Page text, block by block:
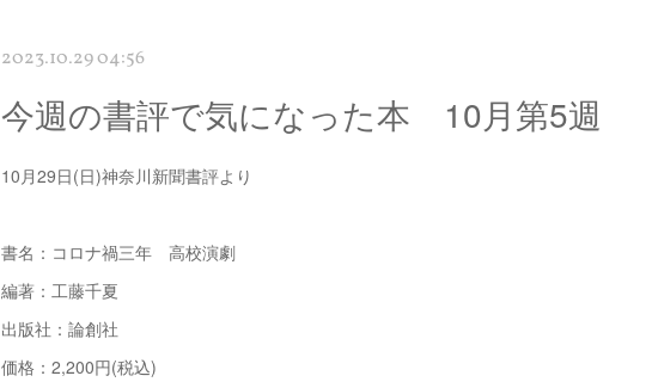
2023.10.29 04:56
今週の書評で気になった本 10月第5週
10月29日(日)神奈川新聞書評より
書名：コロナ禍三年 高校演劇
編著：工藤千夏
出版社：論創社
価格：2,200円(税込)